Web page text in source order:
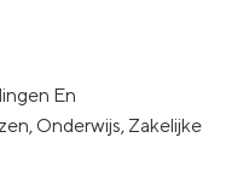
En
Onderwijs, Zakelijke